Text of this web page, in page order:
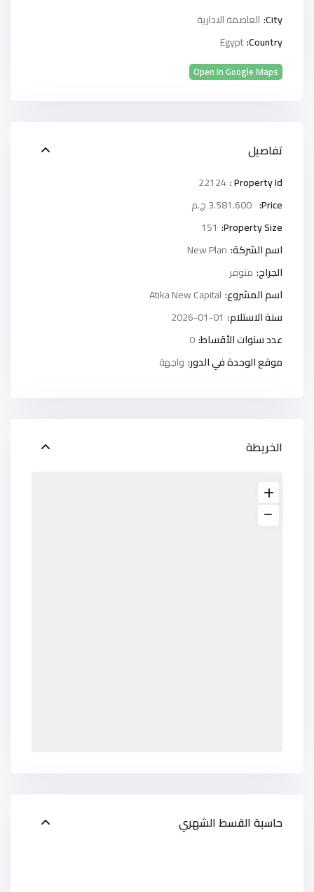
City: العاصمة الادارية
Country:
Egypt
Open In Google Maps
تفاصيل
Property Id :
22124
Price: 3.581.600 ج.م
Property Size:
151
اسم الشركة: New Plan
الجراج: متوفر
اسم المشروع: Atika New Capital
سنة الاستلام: 2026-01-01
عدد سنوات الأقساط:0
موقع الوحدة في الدور: واجهة
الخريطة
حاسبة القسط الشهري